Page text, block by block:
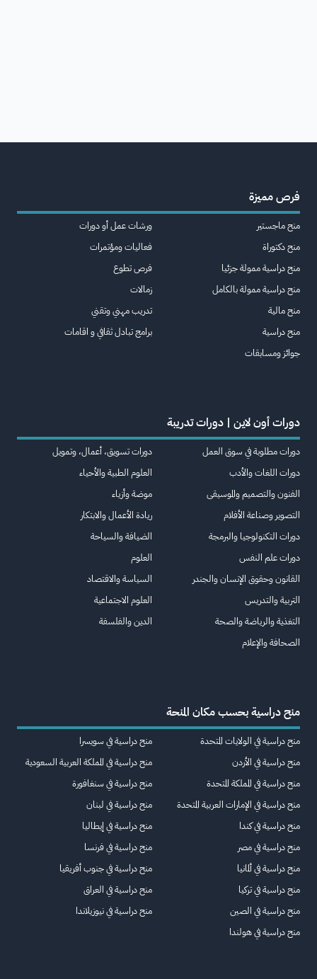
فرص مميزة
منح ماجستير
منح دكتوراة
منح دراسية ممولة جزئيا
منح دراسية ممولة بالكامل
منح مالية
منح دراسية
جوائز ومسابقات
ورشات عمل أو دورات
فعاليات ومؤتمرات
فرص تطوع
زمالات
تدريب مهني وتقني
برامج تبادل ثقافي و اقامات
دورات أون لاين | دورات تدريبة
دورات مطلوبة في سوق العمل
دورات اللغات والأدب
الفنون والتصميم والموسيقى
التصوير وصناعة الأفلام
دورات التكنولوجيا والبرمجة
دورات علم النفس
القانون وحقوق الإنسان والجندر
التربية والتدريس
التغذية والرياضة والصحة
الصحافة والإعلام
دورات تسويق، أعمال، وتمويل
العلوم الطبية والأحياء
موضة وأزياء
ريادة الأعمال والابتكار
الضيافة والسياحة
العلوم
السياسة والاقتصاد
العلوم الاجتماعية
الدين والفلسفة
منح دراسية بحسب مكان المنحة
منح دراسية في الولايات المتحدة
منح دراسية في الأردن
منح دراسية في المملكة المتحدة
منح دراسية في الإمارات العربية المتحدة
منح دراسية في كندا
منح دراسية في مصر
منح دراسية في ألمانيا
منح دراسية في تركيا
منح دراسية في الصين
منح دراسية في هولندا
منح دراسية في سويسرا
منح دراسية في المملكة العربية السعودية
منح دراسية في سنغافورة
منح دراسية في لبنان
منح دراسية في إيطاليا
منح دراسية في فرنسا
منح دراسية في جنوب أفريقيا
منح دراسية في العراق
منح دراسية في نيوزيلاندا